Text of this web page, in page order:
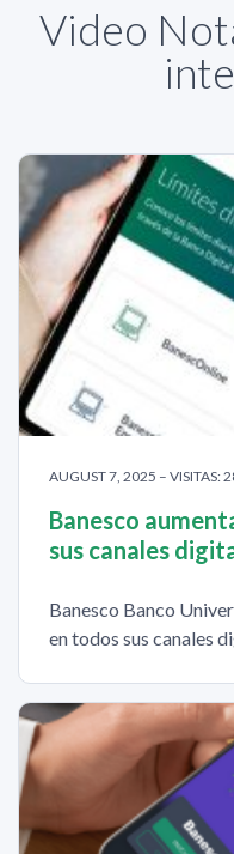
Video
AUGUST 7, 2025 – VISITAS:
Banesco
sus canales
Banesco Banco
en todos sus canales